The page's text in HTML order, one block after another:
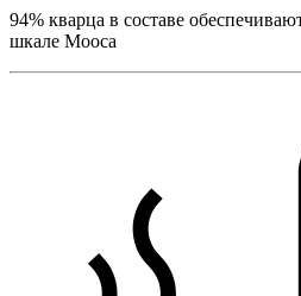
94% кварца в составе
шкале Мооса